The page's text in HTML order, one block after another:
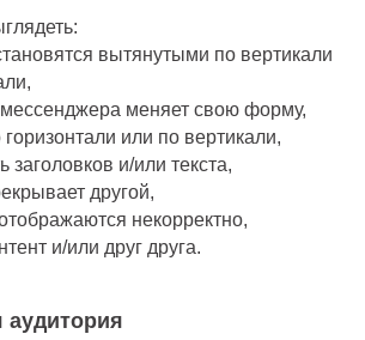
вытянутыми по вертикали
меняет свою форму,
или по вертикали,
и/или текста,
другой,
некорректно,
и/или друг друга.
аудитория